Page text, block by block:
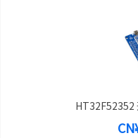
HT32F52352